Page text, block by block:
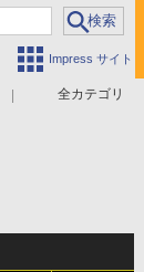
Impress サイト
全カテゴリ